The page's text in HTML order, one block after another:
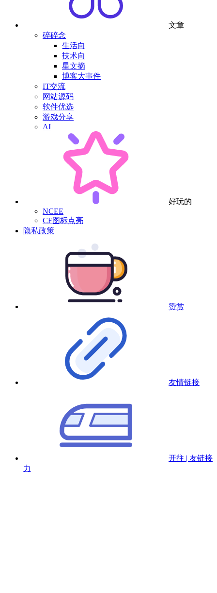
文章
碎碎念
生活向
技术向
星文摘
博客大事件
IT交流
网站源码
软件优选
游戏分享
AI
好玩的
NCEE
CF图标点亮
隐私政策
赞赏
友情链接
开往 | 友链接
力